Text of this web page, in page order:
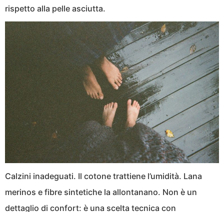
rispetto alla pelle asciutta.
Calzini inadeguati. Il cotone trattiene l’umidità. Lana
merinos e fibre sintetiche la allontanano. Non è un
dettaglio di confort: è una scelta tecnica con